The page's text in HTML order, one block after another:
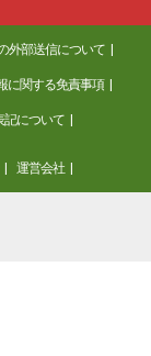
外部送信について
に関する免責事項
記について
運営会社